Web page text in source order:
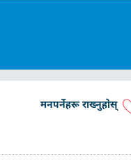
मनपर्नेहरू राख्नुहोस्